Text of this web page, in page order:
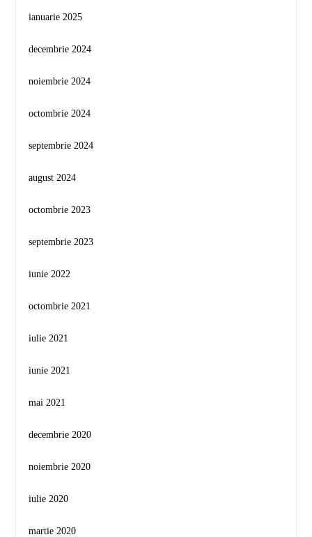
ianuarie 2025
decembrie 2024
noiembrie 2024
octombrie 2024
septembrie 2024
august 2024
octombrie 2023
septembrie 2023
iunie 2022
octombrie 2021
iulie 2021
iunie 2021
mai 2021
decembrie 2020
noiembrie 2020
iulie 2020
martie 2020